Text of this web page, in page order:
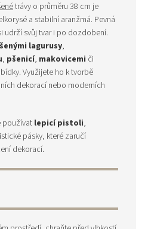
trávy o průměru 38 cm je
a stabilní aranžmá. Pevná
udrží svůj tvar i po dozdobení.
lagurusy,
, pšenicí, makovicemi či
Využijete ho k tvorbě
dekorací nebo moderních
používat lepicí pistoli,
pásky, které zaručí
dekorací.